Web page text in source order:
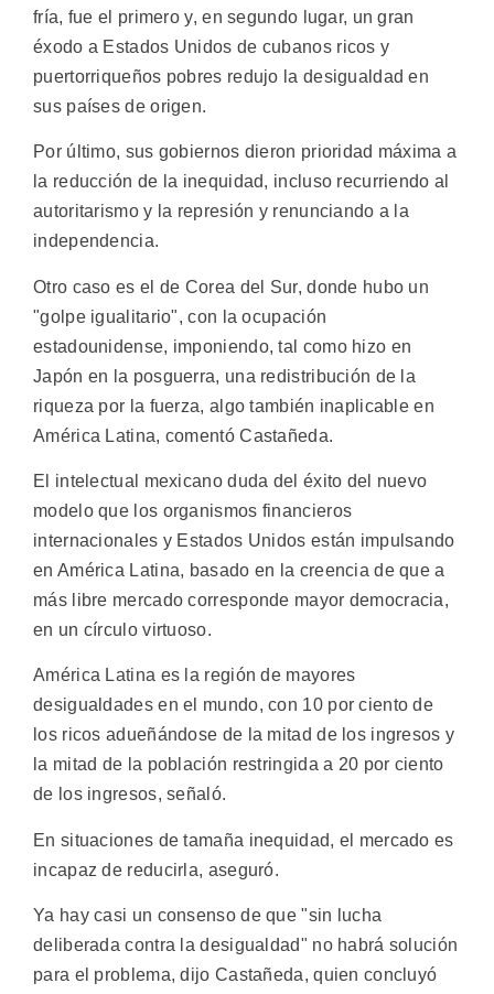
fría, fue el primero y, en segundo lugar, un gran
éxodo a Estados Unidos de cubanos ricos y
puertorriqueños pobres redujo la desigualdad en
sus países de origen.
Por último, sus gobiernos dieron prioridad máxima a
la reducción de la inequidad, incluso recurriendo al
autoritarismo y la represión y renunciando a la
independencia.
Otro caso es el de Corea del Sur, donde hubo un
"golpe igualitario", con la ocupación
estadounidense, imponiendo, tal como hizo en
Japón en la posguerra, una redistribución de la
riqueza por la fuerza, algo también inaplicable en
América Latina, comentó Castañeda.
El intelectual mexicano duda del éxito del nuevo
modelo que los organismos financieros
internacionales y Estados Unidos están impulsando
en América Latina, basado en la creencia de que a
más libre mercado corresponde mayor democracia,
en un círculo virtuoso.
América Latina es la región de mayores
desigualdades en el mundo, con 10 por ciento de
los ricos adueñándose de la mitad de los ingresos y
la mitad de la población restringida a 20 por ciento
de los ingresos, señaló.
En situaciones de tamaña inequidad, el mercado es
incapaz de reducirla, aseguró.
Ya hay casi un consenso de que "sin lucha
deliberada contra la desigualdad" no habrá solución
para el problema, dijo Castañeda, quien concluyó